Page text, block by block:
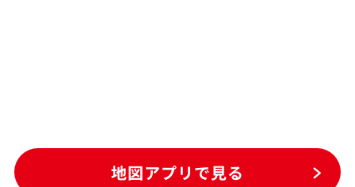
地図アプリで見る